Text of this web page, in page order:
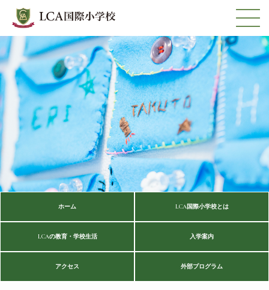
ホーム LCA国際小学校とは
LCAの教育・学校生活 入学案内
アクセス 外部プログラム